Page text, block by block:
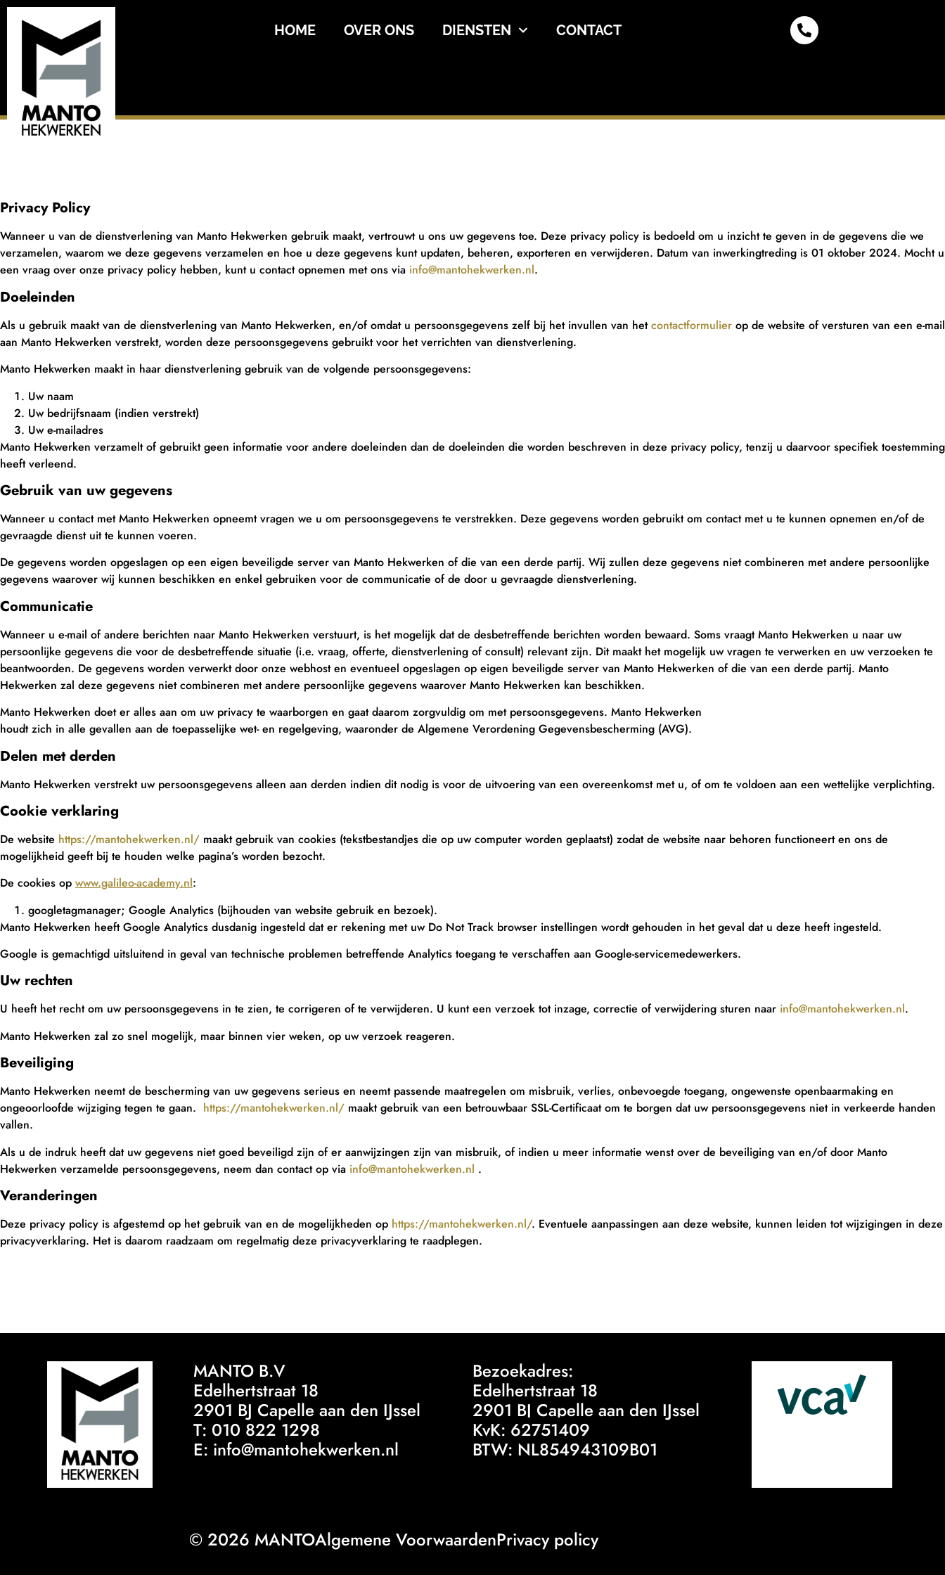
HOME OVER ONS DIENSTEN CONTACT
Privacy Policy
Wanneer u van de dienstverlening van Manto Hekwerken gebruik maakt, vertrouwt u ons uw gegevens toe. Deze privacy policy is bedoeld om u inzicht te geven in de gegevens die we
verzamelen, waarom we deze gegevens verzamelen en hoe u deze gegevens kunt updaten, beheren, exporteren en verwijderen. Datum van inwerkingtreding is 01 oktober 2024. Mocht u
een vraag over onze privacy policy hebben, kunt u contact opnemen met ons via info@mantohekwerken.nl.
Doeleinden
Als u gebruik maakt van de dienstverlening van Manto Hekwerken, en/of omdat u persoonsgegevens zelf bij het invullen van hetcontactformulier op de website of versturen van een e-mail
aan Manto Hekwerken verstrekt, worden deze persoonsgegevens gebruikt voor het verrichten van dienstverlening.
Manto Hekwerken maakt in haar dienstverlening gebruik van de volgende persoonsgegevens:
Uw naam
Uw bedrijfsnaam (indien verstrekt)
Uw e-mailadres
Manto Hekwerken verzamelt of gebruikt geen informatie voor andere doeleinden dan de doeleinden die worden beschreven in deze privacy policy, tenzij u daarvoor specifiek toestemming
heeft verleend.
Gebruik van uw gegevens
Wanneer u contact met Manto Hekwerken opneemt vragen we u om persoonsgegevens te verstrekken. Deze gegevens worden gebruikt om contact met u te kunnen opnemen en/of de
gevraagde dienst uit te kunnen voeren.
De gegevens worden opgeslagen op een eigen beveiligde server van Manto Hekwerken of die van een derde partij. Wij zullen deze gegevens niet combineren met andere persoonlijke
gegevens waarover wij kunnen beschikken en enkel gebruiken voor de communicatie of de door u gevraagde dienstverlening.
Communicatie
Wanneer u e-mail of andere berichten naar Manto Hekwerken verstuurt, is het mogelijk dat de desbetreffende berichten worden bewaard. Soms vraagt Manto Hekwerken u naar uw
persoonlijke gegevens die voor de desbetreffende situatie (i.e. vraag, offerte, dienstverlening of consult) relevant zijn. Dit maakt het mogelijk uw vragen te verwerken en uw verzoeken te
beantwoorden. De gegevens worden verwerkt door onze webhost en eventueel opgeslagen op eigen beveiligde server van Manto Hekwerken of die van een derde partij. Manto
Hekwerken zal deze gegevens niet combineren met andere persoonlijke gegevens waarover Manto Hekwerken kan beschikken.
Manto Hekwerken doet er alles aan om uw privacy te waarborgen en gaat daarom zorgvuldig om met persoonsgegevens. Manto Hekwerken
houdt zich in alle gevallen aan de toepasselijke wet- en regelgeving, waaronder de Algemene Verordening Gegevensbescherming (AVG).
Delen metderden
Manto Hekwerken verstrekt uw persoonsgegevens alleen aan derden indien dit nodig is voor de uitvoering van een overeenkomst met u, of om te voldoen aan een wettelijke verplichting.
Cookie verklaring
De website https://mantohekwerken.nl/ maakt gebruik van cookies (tekstbestandjes die op uw computer worden geplaatst) zodat de website naar behoren functioneert en ons de
mogelijkheid geeft bij te houden welke pagina’s worden bezocht.
De cookies op www.galileo-academy.nl:
googletagmanager; Google Analytics (bijhouden van website gebruik en bezoek).
Manto Hekwerken heeft Google Analytics dusdanig ingesteld dat er rekening met uw Do Not Track browser instellingen wordt gehouden in het geval dat u deze heeft ingesteld.
Google is gemachtigd uitsluitend in geval van technische problemen betreffende Analytics toegang te verschaffen aan Google-servicemedewerkers.
Uw rechten
U heeft het recht om uw persoonsgegevens in te zien, te corrigeren of te verwijderen. U kunt een verzoek tot inzage, correctie of verwijdering sturen naar info@mantohekwerken.nl.
Manto Hekwerken zal zo snel mogelijk, maar binnen vier weken, op uw verzoek reageren.
Beveiliging
Manto Hekwerken neemt de bescherming van uw gegevens serieus en neemt passende maatregelen om misbruik, verlies, onbevoegde toegang, ongewenste openbaarmaking en
ongeoorloofde wijziging tegen te gaan. https://mantohekwerken.nl/ maakt gebruik van een betrouwbaar SSL-Certificaat om te borgen dat uw persoonsgegevens niet in verkeerde handen
vallen.
Als u de indruk heeft dat uw gegevens niet goed beveiligd zijn of er aanwijzingen zijn van misbruik, of indien u meer informatie wenst over de beveiliging van en/of door Manto
Hekwerken verzamelde persoonsgegevens, neem dan contact op via info@mantohekwerken.nl .
Veranderingen
Deze privacy policy is afgestemd op het gebruik van en de mogelijkheden op https://mantohekwerken.nl/. Eventuele aanpassingen aan deze website, kunnen leiden tot wijzigingen in deze
privacyverklaring. Het is daarom raadzaam om regelmatig deze privacyverklaring te raadplegen.
MANTO B.V
Edelhertstraat 18
2901 BJ Capelle aan den IJssel
T: 010 822 1298
E: info@mantohekwerken.nl
Bezoekadres:
Edelhertstraat 18
2901 BJ Capelle aan den IJssel
KvK: 62751409
BTW: NL854943109B01
© 2026 MANTOAlgemene VoorwaardenPrivacy policy